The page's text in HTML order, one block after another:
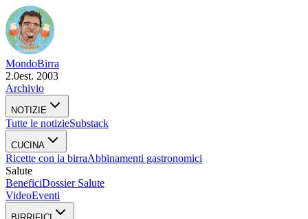
MondoBirra
2.0est. 2003
Archivio
NOTIZIE
Tutte le notizieSubstack
CUCINA
Ricette con la birraAbbinamenti gastronomici
Salute
BeneficiDossier Salute
VideoEventi